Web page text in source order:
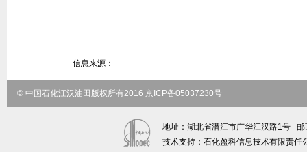
信息来源：
© 中国石化江汉油田版权所有2016 京ICP备05037230号
地址：湖北省潜江市广华江汉路1号
技术支持：石化盈科信息技术有限责任